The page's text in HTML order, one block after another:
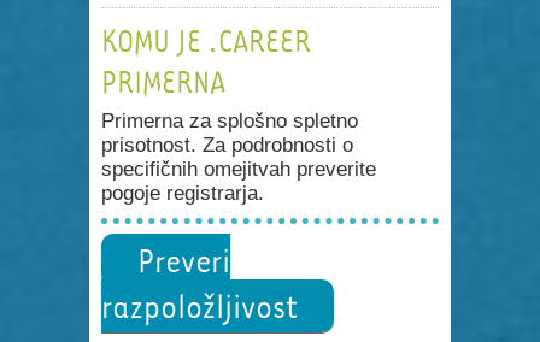
KOMU JE .CAREER
PRIMERNA
Primerna za splošno spletno
prisotnost. Za podrobnosti o
specifičnih omejitvah preverite
pogoje registrarja.
Preveri
razpoložljivost